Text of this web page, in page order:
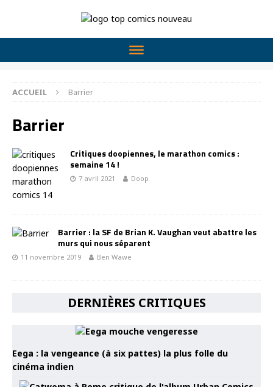
ACCUEIL Barrier
Barrier
Critiques doopiennes, le marathon comics :
semaine 14 !
7 avril 2021 Doop
Barrier : la SF de Brian K. Vaughan veut abattre les
murs qui nous séparent
11 novembre 2019 Ben Wawe
DERNIÈRES CRITIQUES
Eega : la vengeance (à six pattes) la plus folle du
cinéma indien